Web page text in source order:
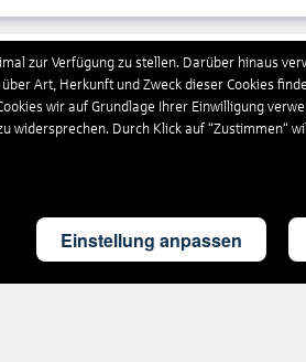
10 Hotels
zur Verfügung zu stellen. Darüber hinaus
Art, Herkunft und Zweck dieser Cookies
wir auf Grundlage Ihrer Einwilligung
widersprechen. Durch Klick auf “Zustimmen“
Einstellung anpassen